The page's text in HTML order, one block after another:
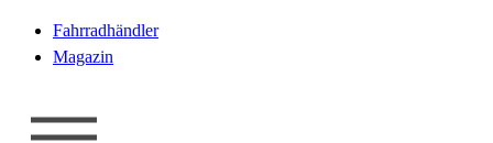
Fahrradhändler
Magazin